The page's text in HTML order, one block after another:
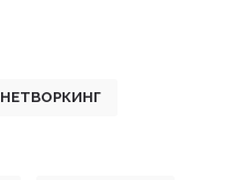
НЕТВОРКИНГ